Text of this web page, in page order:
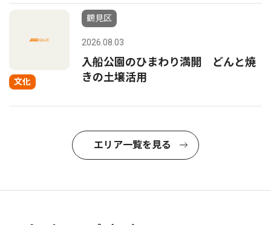
文化
鶴見区
2026.08.03
入船公園のひまわり満開 どんと焼
きの土壌活用
エリア一覧を見る